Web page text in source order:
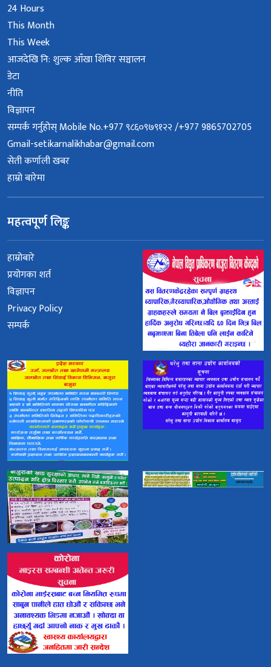
24 Hours
This Month
This Week
आजदेखि नि: शुल्क आँखा शिविर सञ्चालन
डेटा
नीति
विज्ञापन
सम्पर्क गर्नुहोस् Mobile No.+977 ९८६०९७९१२२ /+977 9865702705
Gmail-setikarnalikhabar@gmail.com
सेती कर्णाली खबर
हाम्रो बारेमा
महत्वपूर्ण लिङ्क
हाम्रोबारे
प्रयोगका शर्त
विज्ञापन
Privacy Policy
सम्पर्क